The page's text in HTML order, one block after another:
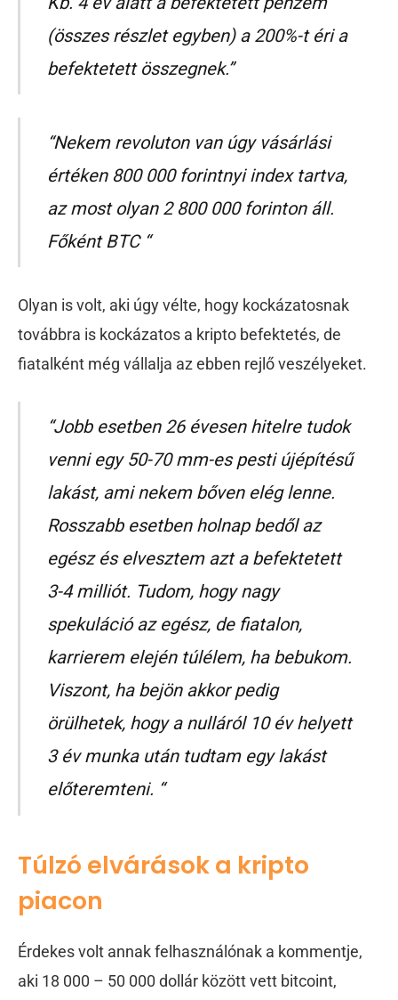
(összes részlet egyben) a 200%-t éri a
befektetett összegnek.”
“Nekem revoluton van úgy vásárlási
értéken 800 000 forintnyi index tartva,
az most olyan 2 800 000 forinton áll.
Főként BTC “
Olyan is volt, aki úgy vélte, hogy kockázatosnak
továbbra is kockázatos a kripto befektetés, de
fiatalként még vállalja az ebben rejlő veszélyeket.
“Jobb esetben 26 évesen hitelre tudok
venni egy 50-70 mm-es pesti újépítésű
lakást, ami nekem bőven elég lenne.
Rosszabb esetben holnap bedől az
egész és elvesztem azt a befektetett
3-4 milliót. Tudom, hogy nagy
spekuláció az egész, de fiatalon,
karrierem elején túlélem, ha bebukom.
Viszont, ha bejön akkor pedig
örülhetek, hogy a nulláról 10 év helyett
3 év munka után tudtam egy lakást
előteremteni. “
Túlzó elvárások a kripto
piacon
Érdekes volt annak felhasználónak a kommentje,
aki 18 000 – 50 000 dollár között vett bitcoint,